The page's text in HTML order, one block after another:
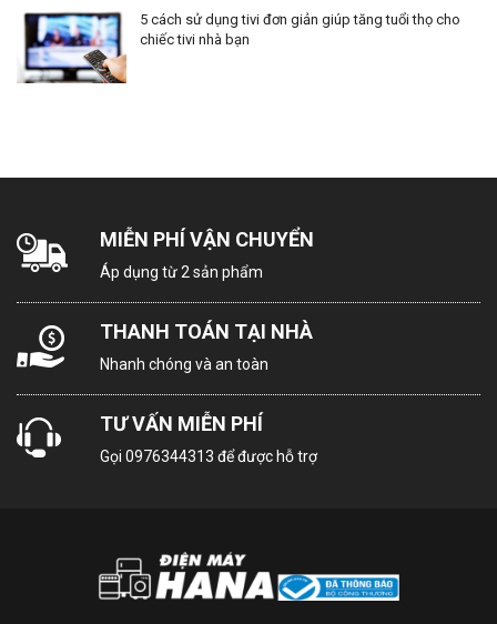
5 cách sử dụng tivi đơn giản giúp tăng tuổi thọ cho
chiếc tivi nhà bạn
MIỄN PHÍ VẬN CHUYỂN
Áp dụng từ 2 sản phẩm
THANH TOÁN TẠI NHÀ
Nhanh chóng và an toàn
TƯ VẤN MIỄN PHÍ
Gọi 0976344313 để được hỗ trợ